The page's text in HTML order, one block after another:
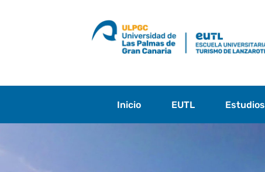
Inicio EUTL Estudios